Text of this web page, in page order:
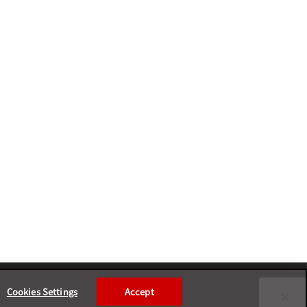
Cookies Settings Accept